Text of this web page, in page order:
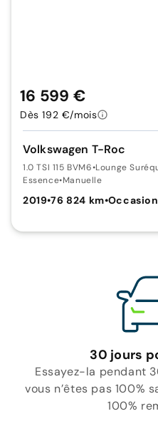
Volkswagen T-Roc
1.0 TSI 115 BVM6•Lounge
Essence•Manuelle
2019•76 824 km•Occasion
16 599 €
Dès 192 €/mois
30 jours
Essayez-la pendant
vous n’êtes pas 100%
100%